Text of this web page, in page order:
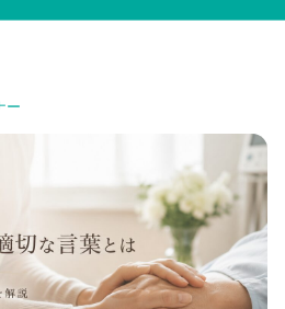
ー
りする適切な言葉とは｜伝え
への配慮まで徹底解説